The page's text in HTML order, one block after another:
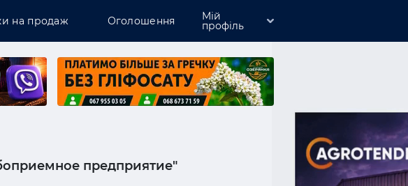
на продаж Оголошення Мій
профіль
Увійти
Розмістити компанію
предприятие"